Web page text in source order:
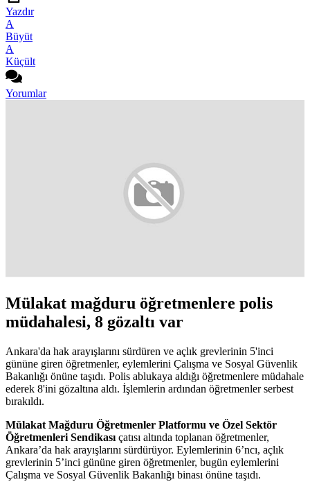
Yazdır
A
Büyüt
A
Küçült
Yorumlar
Mülakat mağduru öğretmenlere polis
müdahalesi, 8 gözaltı var
Ankara'da hak arayışlarını sürdüren ve açlık grevlerinin 5'inci
gününe giren öğretmenler, eylemlerini Çalışma ve Sosyal Güvenlik
Bakanlığı önüne taşıdı. Polis ablukaya aldığı öğretmenlere müdahale
ederek 8'ini gözaltına aldı. İşlemlerin ardından öğretmenler serbest
bırakıldı.
Mülakat Mağduru Öğretmenler Platformu ve Özel Sektör
Öğretmenleri Sendikası çatısı altında toplanan öğretmenler,
Ankara’da hak arayışlarını sürdürüyor. Eylemlerinin 6’ncı, açlık
grevlerinin 5’inci gününe giren öğretmenler, bugün eylemlerini
Çalışma ve Sosyal Güvenlik Bakanlığı binası önüne taşıdı.